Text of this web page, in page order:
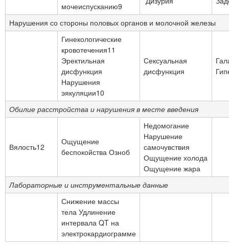
мочеиспусканию9
Нарушения со стороны половых органов и молочной железы
Гинекологические
кровотечения11
Эректильная
дисфункция
Нарушения
эякуляции10
Сексуальная
дисфункция
Обилие расстройства и нарушения в месте введения
Вялость12
Ощущение
беспокойства Озноб
Недомогание
Нарушение
самочувствия
Ощущение холода
Ощущение жара
Лабораторные и инструментальные данные
Снижение массы
тела Удлинение
интервала QT на
электрокардиограмме